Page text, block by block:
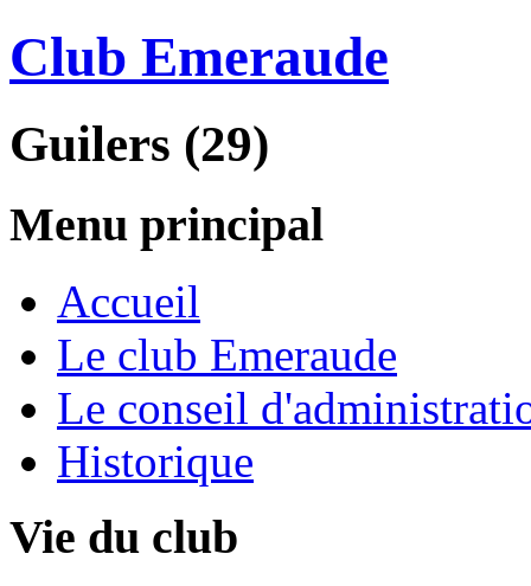
Club Emeraude
Guilers (29)
Menu principal
Accueil
Le club Emeraude
Le conseil
Historique
Vie du club